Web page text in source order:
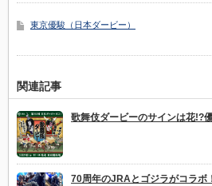
東京優駿（日本ダービー）
関連記事
歌舞伎ダービーのサインは花!?
70周年のJRAとゴジラがコラボ